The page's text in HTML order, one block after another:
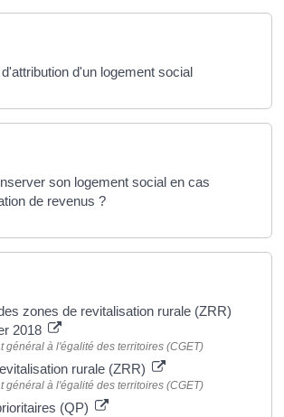
d'un logement social
son logement social en cas
de revenus ?
zones de revitalisation rurale (ZRR)
2018
général à l'égalité des territoires (CGET)
rurale (ZRR)
général à l'égalité des territoires (CGET)
(QP)